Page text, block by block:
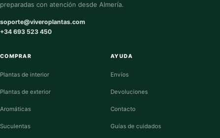
preparadas con atención desde Almería.
soporte@viveroplantas.com
+34 693 523 450
COMPRAR
Plantas de interior
Plantas de exterior
Aromáticas
Suculentas
AYUDA
Envíos
Devoluciones
Contacto
Guías de cuidados